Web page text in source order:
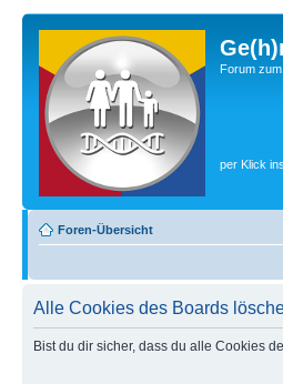
Forum
per Klick
Foren-Übersicht
Alle Cookies des Boards
Bist du dir sicher, dass du alle Cookies